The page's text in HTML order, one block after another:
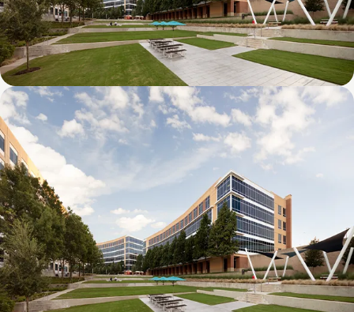
Galatyn C- 2380 Performance Drive